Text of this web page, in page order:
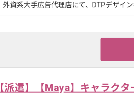
外資系大手広告代理店にて、DTPデザイ
【派遣】【Maya】キャラク